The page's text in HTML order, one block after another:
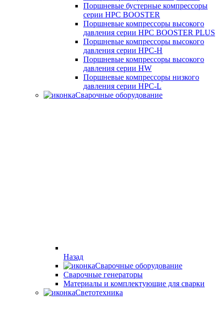
Поршневые бустерные компрессоры
серии HPC BOOSTER
Поршневые компрессоры высокого
давления серии HPC BOOSTER PLUS
Поршневые компрессоры высокого
давления серии HPC-H
Поршневые компрессоры высокого
давления серии HW
Поршневые компрессоры низкого
давления серии HPC-L
Сварочные оборудование
Назад
Сварочные оборудование
Cварочные генераторы
Материалы и комплектующие для сварки
Светотехника